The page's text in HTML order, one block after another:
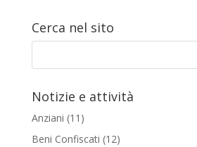
Cerca nel sito
Notizie e attività
Anziani (11)
Beni Confiscati (12)